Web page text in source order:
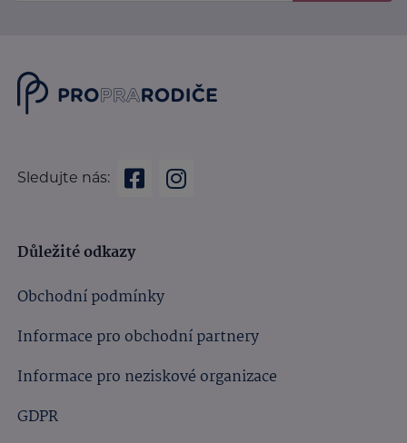
Sledujte nás:
Důležité odkazy
Obchodní podmínky
Informace pro obchodní partnery
Informace pro neziskové organizace
GDPR